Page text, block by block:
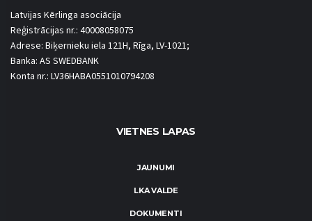
Latvijas Kērlinga asociācija
Reģistrācijas nr.: 40008058075
Adrese: Biķernieku iela 121H, Rīga, LV-1021;
Banka: AS SWEDBANK
Konta nr.: LV36HABA0551010794208
VIETNES LAPAS
JAUNUMI
LKA VALDE
DOKUMENTI